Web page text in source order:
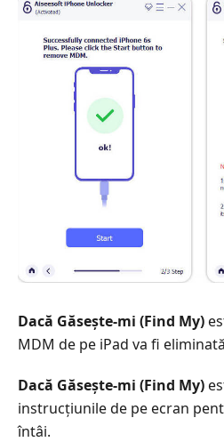
Dacă Găsește-mi (Find My)
MDM de pe iPad va fi
Dacă Găsește-mi (Find My)
instrucțiunile de pe ecran
întâi.